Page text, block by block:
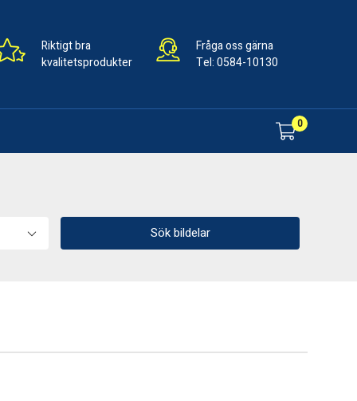
Riktigt bra
kvalitetsprodukter
Fråga oss gärna
Tel:0584-10130
0
Sök bildelar